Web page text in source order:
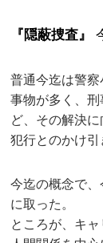
『隠蔽捜査』
普通今迄は警
事物が多く、
ど、その解決
犯行とのかけ引
今迄の概念で
に取った。
ところが、キ